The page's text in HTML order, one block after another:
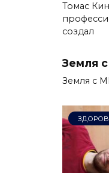
Томас
создал
Земля
Земля с